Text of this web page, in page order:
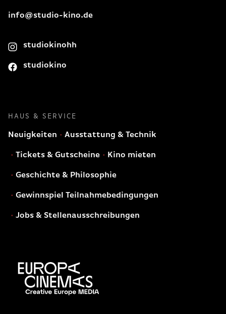
info@studio-kino.de
studiokinohh
studiokino
HAUS & SERVICE
Neuigkeiten Ausstattung & Technik
Tickets & Gutscheine Kino mieten
Geschichte & Philosophie
Gewinnspiel Teilnahmebedingungen
Jobs & Stellenausschreibungen